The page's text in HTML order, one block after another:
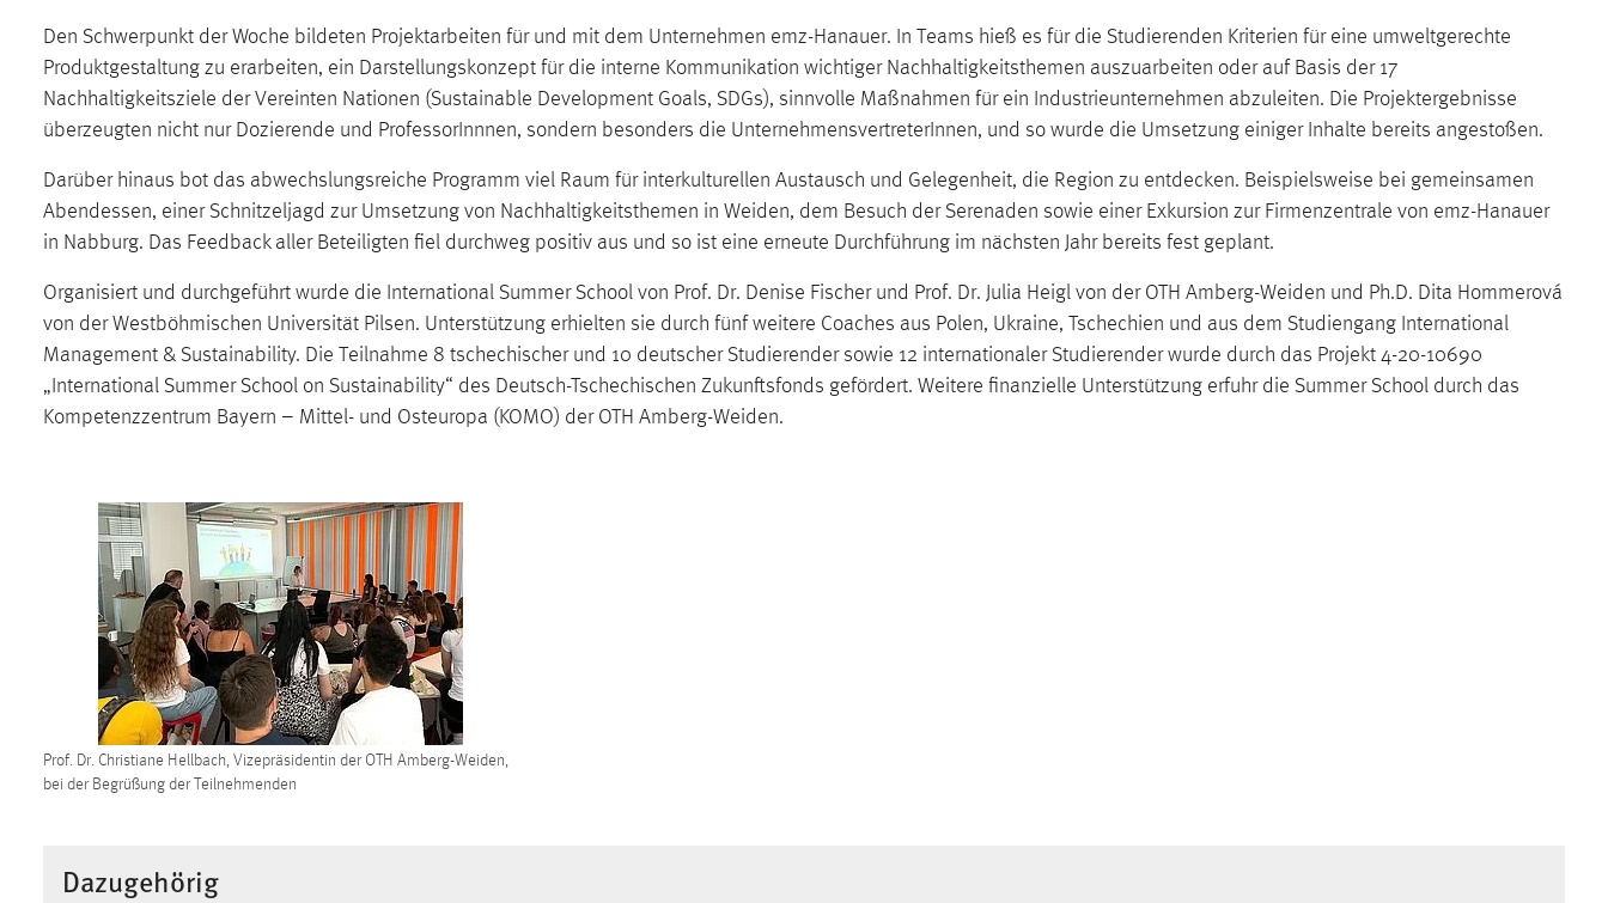
Den Schwerpunkt der Woche bildeten Projektarbeiten für und mit dem Unternehmen emz-Hanauer. In Teams hieß es für die Studierenden Kriterien für eine umweltgerechte
Produktgestaltung zu erarbeiten, ein Darstellungskonzept für die interne Kommunikation wichtiger Nachhaltigkeitsthemen auszuarbeiten oder auf Basis der 17
Nachhaltigkeitsziele der Vereinten Nationen (Sustainable Development Goals, SDGs), sinnvolle Maßnahmen für ein Industrieunternehmen abzuleiten. Die Projektergebnisse
überzeugten nicht nur Dozierende und ProfessorInnnen, sondern besonders die UnternehmensvertreterInnen, und so wurde die Umsetzung einiger Inhalte bereits angestoßen.
Darüber hinaus bot das abwechslungsreiche Programm viel Raum für interkulturellen Austausch und Gelegenheit, die Region zu entdecken. Beispielsweise bei gemeinsamen
Abendessen, einer Schnitzeljagd zur Umsetzung von Nachhaltigkeitsthemen in Weiden, dem Besuch der Serenaden sowie einer Exkursion zur Firmenzentrale von emz-Hanauer
in Nabburg. Das Feedback aller Beteiligten fiel durchweg positiv aus und so ist eine erneute Durchführung im nächsten Jahr bereits fest geplant.
Organisiert und durchgeführt wurde die International Summer School von Prof. Dr. Denise Fischer und Prof. Dr. Julia Heigl von der OTH Amberg-Weiden und Ph.D. Dita Hommerová
von der Westböhmischen Universität Pilsen. Unterstützung erhielten sie durch fünf weitere Coaches aus Polen, Ukraine, Tschechien und aus dem Studiengang International
Management & Sustainability. Die Teilnahme 8 tschechischer und 10 deutscher Studierender sowie 12 internationaler Studierender wurde durch das Projekt 4-20-10690
„International Summer School on Sustainability“ des Deutsch-Tschechischen Zukunftsfonds gefördert. Weitere finanzielle Unterstützung erfuhr die Summer School durch das
Kompetenzzentrum Bayern – Mittel- und Osteuropa (KOMO) der OTH Amberg-Weiden.
Prof. Dr. Christiane Hellbach, Vizepräsidentin der OTH Amberg-Weiden,
bei der Begrüßung der Teilnehmenden
Dazugehörig
Name: staticfilecache
Zweck:
Für performante Seitenauslieferung wird
in diesem Cookie gespeichert, ob man
Sprachpräferenz
Zweck:
Das Cookie speichert die gewählte
Sprache der Website.
Cookie Laufzeit: 30 Tage
Name:
MibewSessionID, MIBEW_UserID,
mibew_locale, mibew-chat-frame-style-
5e9dbeb1811c0446
Zweck:
Wird benötigt um die Chatfunktion
nutzen zu können.
Cookie Laufzeit:
MibewSessionID, mibew-chat-frame-
style-5e9dbeb1811c0446 =
Sitzungslaufzeit, mibew_locale = 3
Jahre, MIBEW_UserID = 1 Jahr